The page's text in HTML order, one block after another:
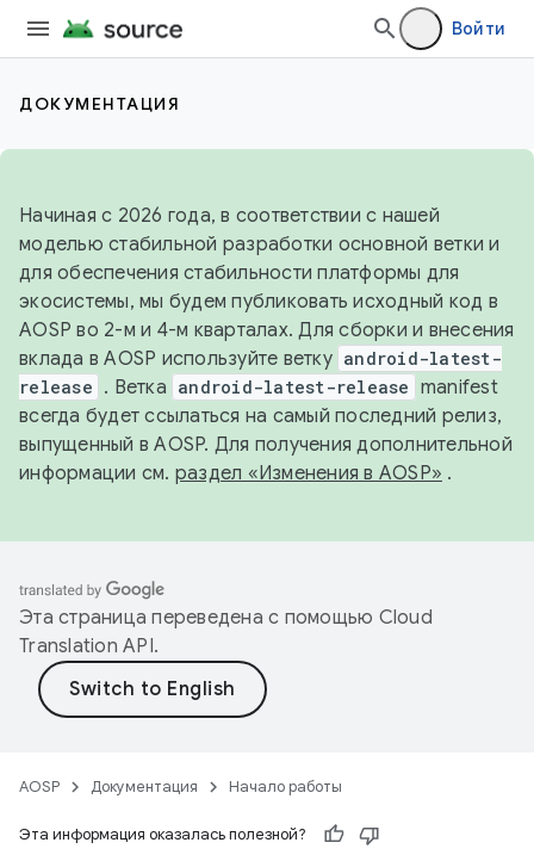
Войти
ДОКУМЕНТАЦИЯ
Начиная с 2026 года, в соответствии с нашей
моделью стабильной разработки основной ветки и
для обеспечения стабильности платформы для
экосистемы, мы будем публиковать исходный код в
AOSP во 2-м и 4-м кварталах. Для сборки и внесения
вклада в AOSP используйте ветку android-latest-
release . Ветка android-latest-release manifest
всегда будет ссылаться на самый последний релиз,
выпущенный в AOSP. Для получения дополнительной
информации см. раздел «Изменения в AOSP» .
Эта страница переведена с помощью Cloud
Translation API.
AOSP Документация Начало работы
Эта информация оказалась полезной?